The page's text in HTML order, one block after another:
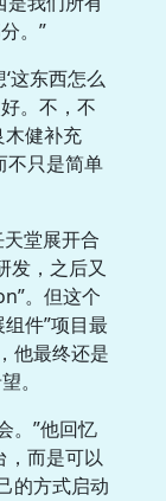
。”
这东西怎么
。不，不
木健补充
不只是简单
堂展开合
发，之后又
。但这个
件”项目最
他最终还是
。
。”他回忆
，而是可以
的方式启动